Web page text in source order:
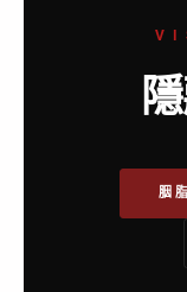
胭